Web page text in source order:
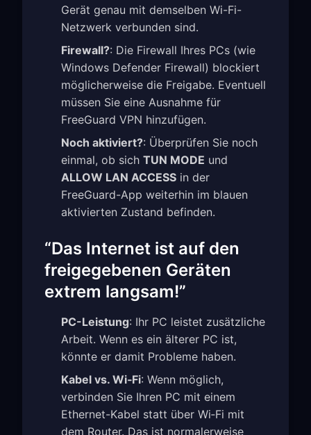
Gerät genau mit demselben Wi-Fi-
Netzwerk verbunden sind.
Firewall?: Die Firewall Ihres PCs (wie
Windows Defender Firewall) blockiert
möglicherweise die Freigabe. Eventuell
müssen Sie eine Ausnahme für
FreeGuard VPN hinzufügen.
Noch aktiviert?: Überprüfen Sie noch
einmal, ob sich TUN MODE und
ALLOW LAN ACCESS in der
FreeGuard-App weiterhin im blauen
aktivierten Zustand befinden.
“Das Internet ist auf den
freigegebenen Geräten
extrem langsam!”
PC-Leistung: Ihr PC leistet zusätzliche
Arbeit. Wenn es ein älterer PC ist,
könnte er damit Probleme haben.
Kabel vs. Wi‑Fi: Wenn möglich,
verbinden Sie Ihren PC mit einem
Ethernet-Kabel statt über Wi‑Fi mit
dem Router. Das ist normalerweise